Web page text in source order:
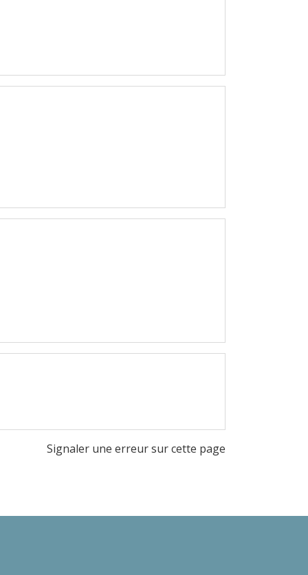
Signaler une erreur sur cette page